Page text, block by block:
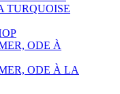
TURQUOISE
ODE À
ODE À LA